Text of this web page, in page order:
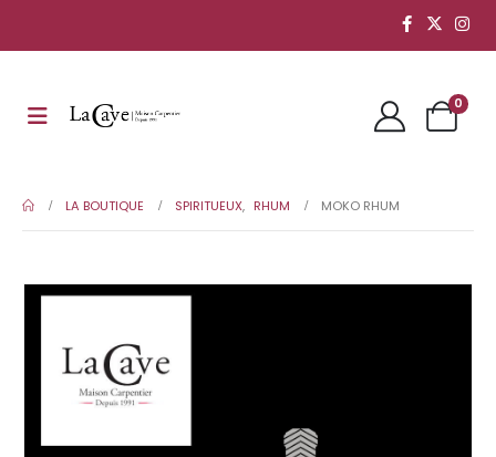
0
LA BOUTIQUE SPIRITUEUX, RHUM MOKO RHUM